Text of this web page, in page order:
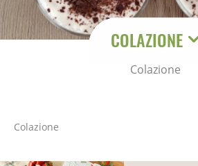
COLAZIONE
Colazione
Colazione